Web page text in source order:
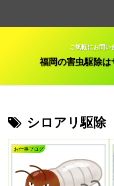
ご気軽にお問い
福岡の害虫駆除は
シロアリ駆除
お仕事ブログ